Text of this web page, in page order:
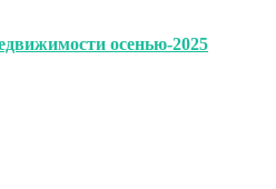
осенью-2025